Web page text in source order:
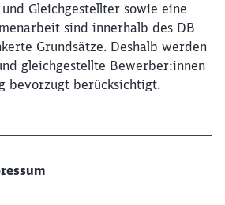
Gleichgestellter sowie eine
sind innerhalb des DB
Grundsätze. Deshalb werden
gleichgestellte Bewerber:innen
bevorzugt berücksichtigt.